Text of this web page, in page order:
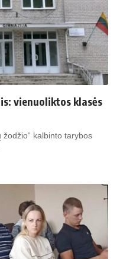
vienuoliktos klasės
žodžio“ kalbinto tarybos